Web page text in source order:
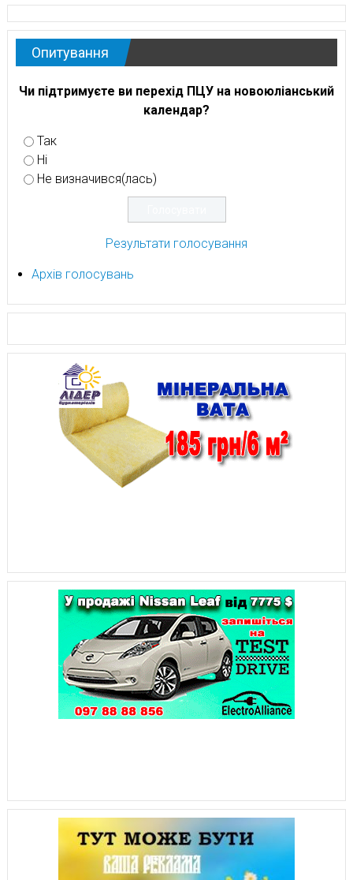
Опитування
Чи підтримуєте ви перехід ПЦУ на новоюліанський
календар?
Так
Ні
Не визначився(лась)
Результати голосування
Архів голосувань